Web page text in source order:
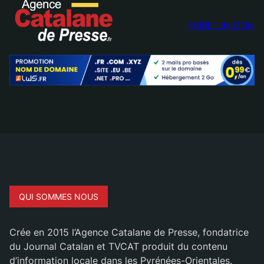
FAIRE UN DON
QUI SOMMES NOUS
Crée en 2015 l’Agence Catalane de Presse, fondatrice
du Journal Catalan et TVCAT produit du contenu
d’information locale dans les Pyrénées-Orientales.